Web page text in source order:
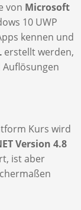
von Microsoft
10 UWP
kennen und
erstellt werden,
Kurs wird
Version 4.8
ist aber